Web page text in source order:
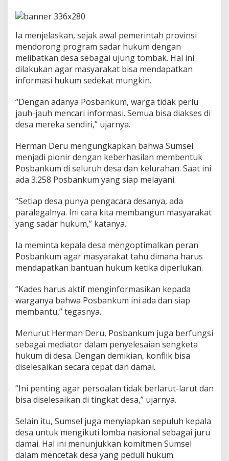
e
s
a
S
a
r
H
u
m
Ia menjelaskan, sejak awal pemerintah provinsi
mendorong program sadar hukum dengan
melibatkan desa sebagai ujung tombak. Hal ini
dilakukan agar masyarakat bisa mendapatkan
informasi hukum sedekat mungkin.
“Dengan adanya Posbankum, warga tidak perlu
jauh-jauh mencari informasi. Semua bisa diakses di
desa mereka sendiri,” ujarnya.
Herman Deru mengungkapkan bahwa Sumsel
menjadi pionir dengan keberhasilan membentuk
Posbankum di seluruh desa dan kelurahan. Saat ini
ada 3.258 Posbankum yang siap melayani.
“Setiap desa punya pengacara desanya, ada
paralegalnya. Ini cara kita membangun masyarakat
yang sadar hukum,” katanya.
Ia meminta kepala desa mengoptimalkan peran
Posbankum agar masyarakat tahu dimana harus
mendapatkan bantuan hukum ketika diperlukan.
“Kades harus aktif menginformasikan kepada
warganya bahwa Posbankum ini ada dan siap
membantu,” tegasnya.
Menurut Herman Deru, Posbankum juga berfungsi
sebagai mediator dalam penyelesaian sengketa
hukum di desa. Dengan demikian, konflik bisa
diselesaikan secara cepat dan damai.
“Ini penting agar persoalan tidak berlarut-larut dan
bisa diselesaikan di tingkat desa,” ujarnya.
Selain itu, Sumsel juga menyiapkan sepuluh kepala
desa untuk mengikuti lomba nasional sebagai juru
damai. Hal ini menunjukkan komitmen Sumsel
dalam mencetak desa yang peduli hukum.